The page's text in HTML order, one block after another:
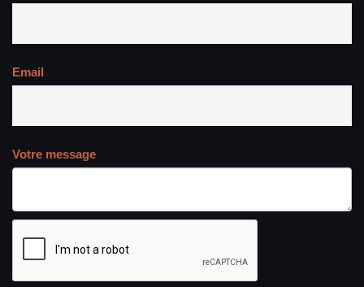
Email
Votre message